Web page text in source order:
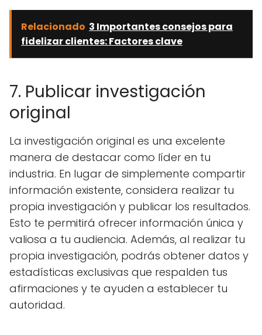
Relacionado 3 Importantes consejos para
fidelizar clientes: Factores clave
7. Publicar investigación
original
La investigación original es una excelente
manera de destacar como líder en tu
industria. En lugar de simplemente compartir
información existente, considera realizar tu
propia investigación y publicar los resultados.
Esto te permitirá ofrecer información única y
valiosa a tu audiencia. Además, al realizar tu
propia investigación, podrás obtener datos y
estadísticas exclusivas que respalden tus
afirmaciones y te ayuden a establecer tu
autoridad.